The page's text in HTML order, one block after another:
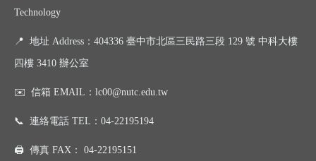
Technology
📍 地址 Address：404336 臺中市北區三民路三段 129 號 中科大樓
四樓 3410 辦公室
✉️ 信箱 EMAIL： lc00@nutc.edu.tw
📞 連絡電話 TEL： 04-22195194
🖨️ 傳真 FAX： 04-22195151